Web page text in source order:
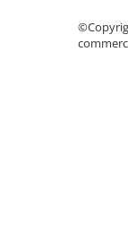
Componente filtre